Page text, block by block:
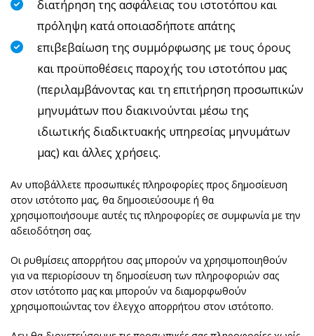
διατήρηση της ασφάλειας του ιστοτόπου και
πρόληψη κατά οποιασδήποτε απάτης
επιβεβαίωση της συμμόρφωσης με τους όρους
και προϋποθέσεις παροχής του ιστοτόπου μας
(περιλαμβάνοντας και τη επιτήρηση προσωπικών
μηνυμάτων που διακινούνται μέσω της
ιδιωτικής διαδικτυακής υπηρεσίας μηνυμάτων
μας) και άλλες χρήσεις.
Αν υποβάλλετε προσωπικές πληροφορίες προς δημοσίευση
στον ιστότοπο μας, θα δημοσιεύσουμε ή θα
χρησιμοποιήσουμε αυτές τις πληροφορίες σε συμφωνία με την
αδειοδότηση σας.
Οι ρυθμίσεις απορρήτου σας μπορούν να χρησιμοποιηθούν
για να περιορίσουν τη δημοσίευση των πληροφοριών σας
στον ιστότοπο μας και μπορούν να διαμορφωθούν
χρησιμοποιώντας τον έλεγχο απορρήτου στον ιστότοπο.